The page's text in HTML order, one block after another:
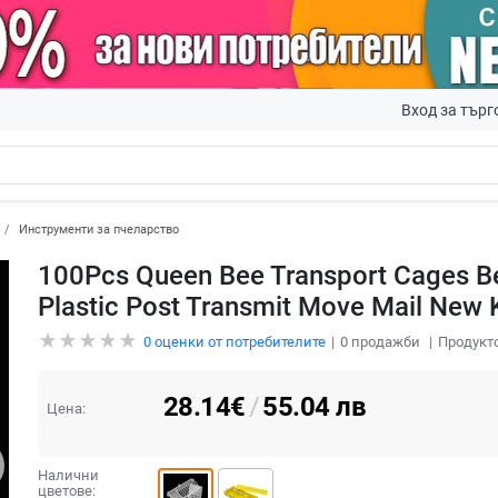
Вход за
Инструменти за пчеларство
100Pcs Queen Bee Transport Cages
Plastic Post Transmit Move Mail New
0оценки от потребителите 0продажби
Цена: 28.14€/55.04лв
Налични
цветове: